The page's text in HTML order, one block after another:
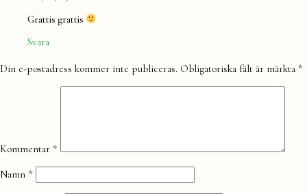
Grattis grattis
Svara
Lämna
Din e-postadress kommer inte publiceras. Obligatoriska fält är märkta *
Kommentar *
Namn *